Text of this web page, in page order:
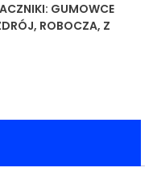
GUMOWCE
, ROBOCZA, Z